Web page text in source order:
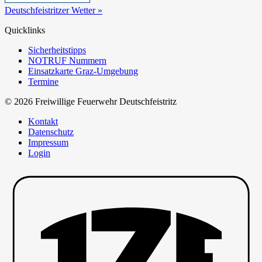
Deutschfeistritzer Wetter »
Quicklinks
Sicherheitstipps
NOTRUF Nummern
Einsatzkarte Graz-Umgebung
Termine
© 2026 Freiwillige Feuerwehr Deutschfeistritz
Kontakt
Datenschutz
Impressum
Login